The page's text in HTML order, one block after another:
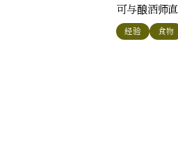
可与酿酒师
经验 食物